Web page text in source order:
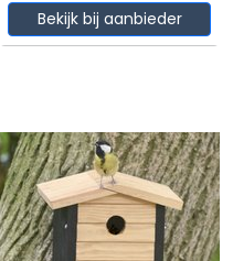
Bekijk bij aanbieder